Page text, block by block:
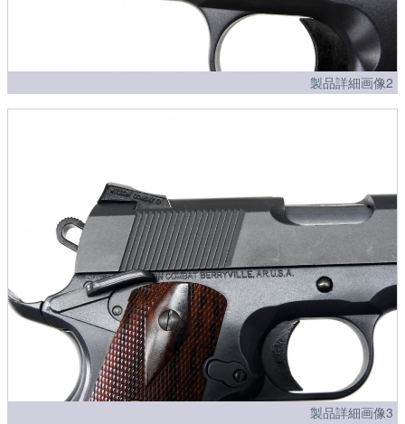
製品詳細画像2
製品詳細画像3